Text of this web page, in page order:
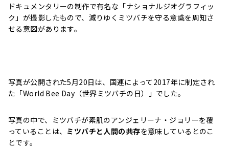
ドキュメンタリーの制作で有名な「ナショナルジオグラフィッ
ク」が撮影したもので、減りゆくミツバチを守る意識を周知さ
せる意図があります。
写真が公開された5月20日は、国連によって2017年に制定され
た「World Bee Day（世界ミツバチの日）」でした。
写真の中で、ミツバチが素肌のアンジェリーナ・ジョリーを覆
っていることは、 ミツバチと人間の共存を意味しているとのこ
とです。